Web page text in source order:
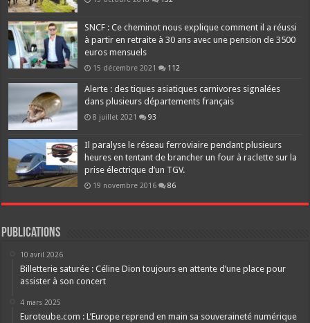
SNCF : Ce cheminot nous explique comment il a réussi
à partir en retraite à 30 ans avec une pension de 3500
euros mensuels
15 décembre 2021 112
Alerte : des tiques asiatiques carnivores signalées
dans plusieurs départements français
8 juillet 2021 93
Il paralyse le réseau ferroviaire pendant plusieurs
heures en tentant de brancher un four à raclette sur la
prise électrique d’un TGV.
19 novembre 2016 86
Publications
10 avril 2026
Billetterie saturée : Céline Dion toujours en attente d’une place pour
assister à son concert
4 mars 2025
Euroteube.com : L’Europe reprend en main sa souveraineté numérique